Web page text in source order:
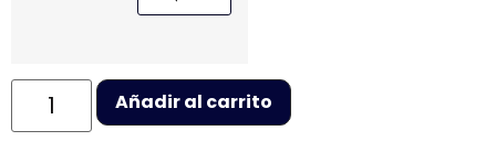
Añadir al carrito